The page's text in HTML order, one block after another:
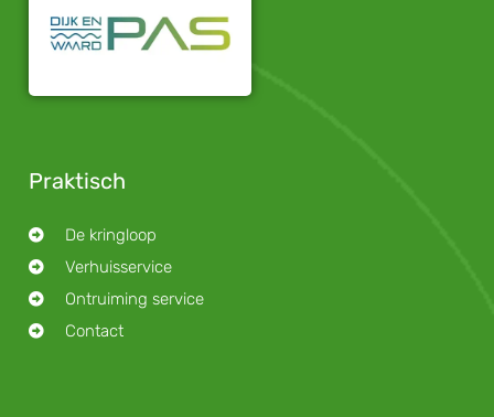
Praktisch
De kringloop
Verhuisservice
Ontruiming service
Contact